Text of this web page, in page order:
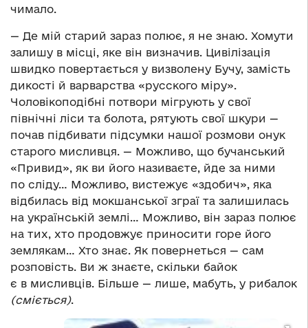
чимало.
— Де мій старий зараз полює, я не знаю. Хомути
залишу в місці, яке він визначив. Цивілізація
швидко повертається у визволену Бучу, замість
дикості й варварства «русского міру».
Чоловікоподібні потвори мігрують у свої
північні ліси та болота, рятують свої шкури —
почав підбивати підсумки нашої розмови онук
старого мисливця. — Можливо, що бучанський
«Привид», як ви його називаєте, йде за ними
по сліду… Можливо, вистежує «здобич», яка
відбилась від мокшанської зграї та залишилась
на українській землі… Можливо, він зараз полює
на тих, хто продовжує приносити горе його
землякам… Хто знає. Як повернеться — сам
розповість. Ви ж знаєте, скільки байок
є в мисливців. Більше — лише, мабуть, у рибалок
(сміється).